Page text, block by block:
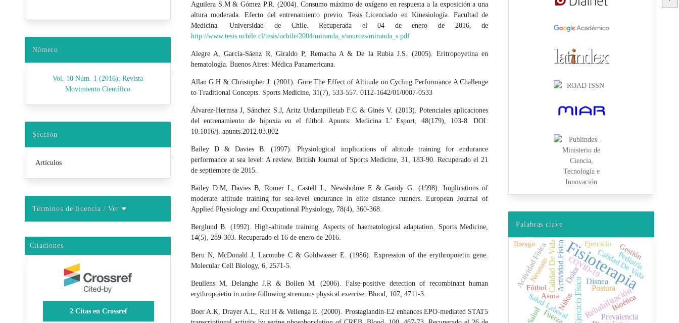
Número
Vol. 10 Núm. 1 (2016): Revista
Movimiento Científico
Sección
Artículos
Términos de licencia / Ver
Citaciones
2Citas en Crossref
Aguilera S.M & Gómez P.R. (2004). Consumo máximo de oxígeno en respuesta a la exposición a una
altura moderada. Efecto del entrenamiento previo. Tesis Licenciado en Kinesiología. Facultad de
Medicina. Universidad de Chile. Recuperada el 04 de enero de 2016, de
http://www.tesis.uchile.cl/tesis/uchile/2004/miranda_s/sources/miranda_s.pdf
Alegre A, García-Sáenz R, Giraldo P, Remacha A & De la Rubia J.S. (2005). Eritropoyetina en
hematología. Buenos Aires: Médica Panamericana.
Allan G.H & Christopher J. (2001). Gore The Effect of Altitude on Cycling Performance A Challenge
to Traditional Concepts. Sports Medicine, 31(7), 533-557. 0112-1642/01/0007-0533
Álvarez-Hermsa J, Sánchez S.J, Aritz Urdampilletab F.C & Ginés V. (2013). Potenciales aplicaciones
del entrenamiento de hipoxia en el fútbol. Apunts: Medicina L’ Esport, 48(179), 103-8. DOI:
10.1016/j. apunts.2012.03.002
Bailey D & Davies B. (1997). Physiological implications of altitude training for endurance
performance at sea level: A review. British Journal of Sports Medicine, 31, 183-90. Recuperado el 21
de septiembre de 2015.
Bailey D.M, Davies B, Romer L, Castell L, Newsholme E & Gandy G. (1998). Implications of
moderate altitude training for sea-level endurance in elite distance runners. European Journal of
Applied Physiology and Occupational Physiology, 78(4), 360-368.
Berglund B. (1992). High-altitude training. Aspects of haematological adaptation. Sports Medicine,
14(5), 289-303. Recuperado el 16 de enero de 2016.
Beru N, McDonald J, Lacombe C & Goldwasser E. (1986). Expression of the erythropoietin gene.
Molecular Cell Biology, 6, 2571-5.
Beullens M, Delanghe J.R & Bollen M. (2006). False-positive detection of recombinant human
erythropoietin in urine following strenuous physical exercise. Blood, 107, 4711-3.
Boer A.K, Drayer A.L, Rui H & Vellenga E. (2000). Prostaglandin-E2 enhances EPO-mediated STAT5
Palabras clave
Fisioterapia
Rehabilitación
Actividad FísicaDolor
Ejercicio Físico
Calidad De Vida
Prevalencia
Disnea
Postura
Niños
Calidad De Vida
Ejercicio
Actividad Física
Salud Laboral
COVID-19
Bioética
Pediatría
Fuerza
Neonato
Salud
Fútbol
Gestión
Riesgo
Asma